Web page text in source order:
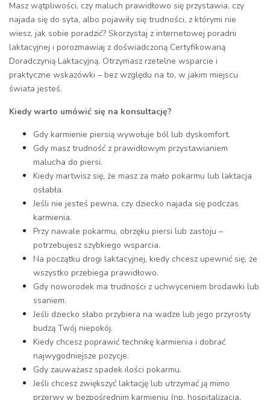
Masz wątpliwości, czy maluch prawidłowo się przystawia, czy
najada się do syta, albo pojawiły się trudności, z którymi nie
wiesz, jak sobie poradzić? Skorzystaj z internetowej poradni
laktacyjnej i porozmawiaj z doświadczoną Certyfikowaną
Doradczynią Laktacyjną. Otrzymasz rzetelne wsparcie i
praktyczne wskazówki – bez względu na to, w jakim miejscu
świata jesteś.
Kiedy warto umówić się na konsultację?
Gdy karmienie piersią wywołuje ból lub dyskomfort.
Gdy masz trudność z prawidłowym przystawianiem
malucha do piersi.
Kiedy martwisz się, że masz za mało pokarmu lub laktacja
osłabła.
Jeśli nie jesteś pewna, czy dziecko najada się podczas
karmienia.
Przy nawale pokarmu, obrzęku piersi lub zastoju –
potrzebujesz szybkiego wsparcia.
Na początku drogi laktacyjnej, kiedy chcesz upewnić się, że
wszystko przebiega prawidłowo.
Gdy noworodek ma trudności z uchwyceniem brodawki lub
ssaniem.
Jeśli dziecko słabo przybiera na wadze lub jego przyrosty
budzą Twój niepokój.
Kiedy chcesz poprawić technikę karmienia i dobrać
najwygodniejsze pozycje.
Gdy zauważasz spadek ilości pokarmu.
Jeśli chcesz zwiększyć laktację lub utrzymać ją mimo
przerwy w bezpośrednim karmieniu (np. hospitalizacja,